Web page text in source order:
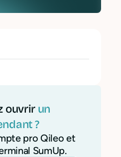
ouvrir un
?
pro Qileo et
SumUp.